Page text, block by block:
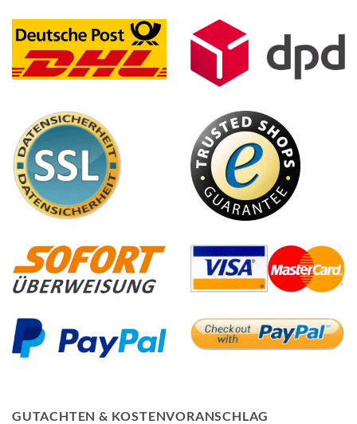
GUTACHTEN & KOSTENVORANSCHLAG